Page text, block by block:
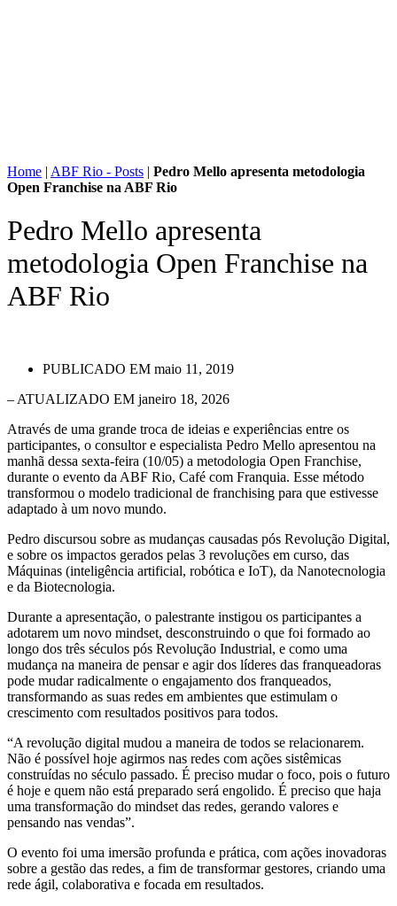
Home | ABF Rio - Posts | Pedro Mello apresenta metodologia
Open Franchise na ABF Rio
Pedro Mello apresenta
metodologia Open Franchise na
ABF Rio
PUBLICADO EM maio 11, 2019
– ATUALIZADO EM janeiro 18, 2026
Através de uma grande troca de ideias e experiências entre os
participantes, o consultor e especialista Pedro Mello apresentou na
manhã dessa sexta-feira (10/05) a metodologia Open Franchise,
durante o evento da ABF Rio, Café com Franquia. Esse método
transformou o modelo tradicional de franchising para que estivesse
adaptado à um novo mundo.
Pedro discursou sobre as mudanças causadas pós Revolução Digital,
e sobre os impactos gerados pelas 3 revoluções em curso, das
Máquinas (inteligência artificial, robótica e IoT), da Nanotecnologia
e da Biotecnologia.
Durante a apresentação, o palestrante instigou os participantes a
adotarem um novo mindset, desconstruindo o que foi formado ao
longo dos três séculos pós Revolução Industrial, e como uma
mudança na maneira de pensar e agir dos líderes das franqueadoras
pode mudar radicalmente o engajamento dos franqueados,
transformando as suas redes em ambientes que estimulam o
crescimento com resultados positivos para todos.
“A revolução digital mudou a maneira de todos se relacionarem.
Não é possível hoje agirmos nas redes com ações sistêmicas
construídas no século passado. É preciso mudar o foco, pois o futuro
é hoje e quem não está preparado será engolido. É preciso que haja
uma transformação do mindset das redes, gerando valores e
pensando nas vendas”.
O evento foi uma imersão profunda e prática, com ações inovadoras
sobre a gestão das redes, a fim de transformar gestores, criando uma
rede ágil, colaborativa e focada em resultados.